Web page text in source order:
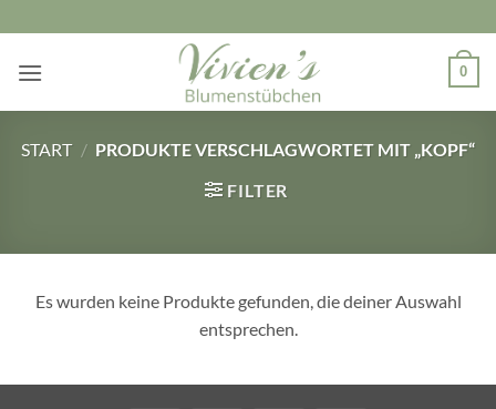
Inhalt
springen
0
START / PRODUKTE VERSCHLAGWORTET MIT „KOPF“
FILTER
Es wurden keine Produkte gefunden, die deiner Auswahl
entsprechen.